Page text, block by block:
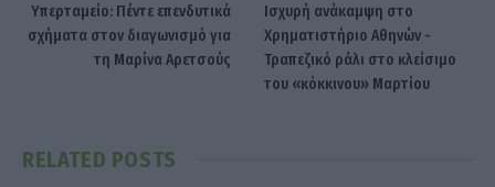
Υπερταμείο: Πέντε επενδυτικά
σχήματα στον διαγωνισμό για
τη Μαρίνα Αρετσούς
Ισχυρή ανάκαμψη στο
Χρηματιστήριο Αθηνών -
Τραπεζικό ράλι στο κλείσιμο
του «κόκκινου» Μαρτίου
RELATED POSTS